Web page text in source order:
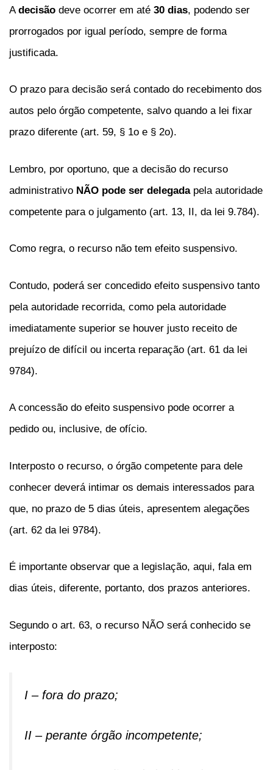
A decisão deve ocorrer em até 30 dias, podendo ser
prorrogados por igual período, sempre de forma
justificada.
O prazo para decisão será contado do recebimento dos
autos pelo órgão competente, salvo quando a lei fixar
prazo diferente (art. 59, § 1o e § 2o).
Lembro, por oportuno, que a decisão do recurso
administrativo NÃO pode ser delegadapela autoridade
competente para o julgamento (art. 13, II, da lei 9.784).
Como regra, o recurso não tem efeito suspensivo.
Contudo, poderá ser concedido efeito suspensivo tanto
pela autoridade recorrida, como pela autoridade
imediatamente superior se houver justo receito de
prejuízo de difícil ou incerta reparação (art. 61 da lei
9784).
A concessão do efeito suspensivo pode ocorrer a
pedido ou, inclusive, de ofício.
Interposto o recurso, o órgão competente para dele
conhecer deverá intimar os demais interessados para
que, no prazo de 5 dias úteis, apresentem alegações
(art. 62 da lei 9784).
É importante observar que a legislação, aqui, fala em
dias úteis, diferente, portanto, dos prazos anteriores.
Segundo o art. 63, o recurso NÃO será conhecido se
interposto:
I – fora do prazo;
II – perante órgão incompetente;